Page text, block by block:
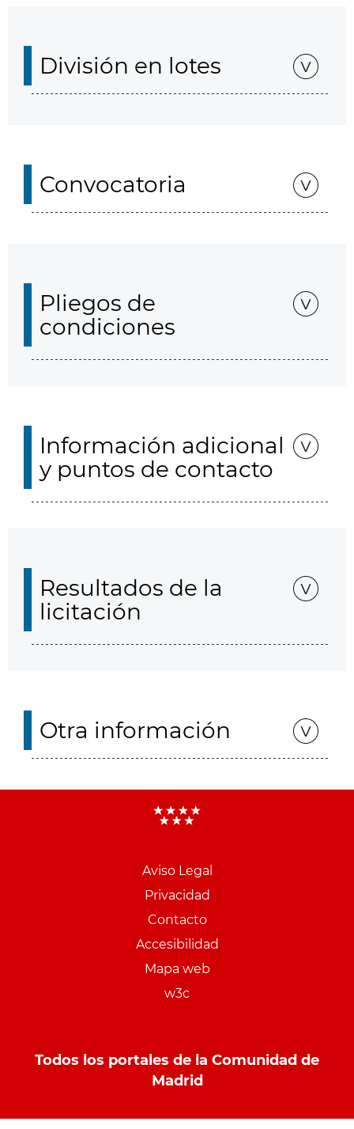
División en lotes
Convocatoria
Pliegos de
condiciones
Información adicional
y puntos de contacto
Resultados de la
licitación
Otra información
Aviso Legal
Privacidad
Contacto
Accesibilidad
Mapa web
w3c
Todos los portales de la Comunidad de
Madrid